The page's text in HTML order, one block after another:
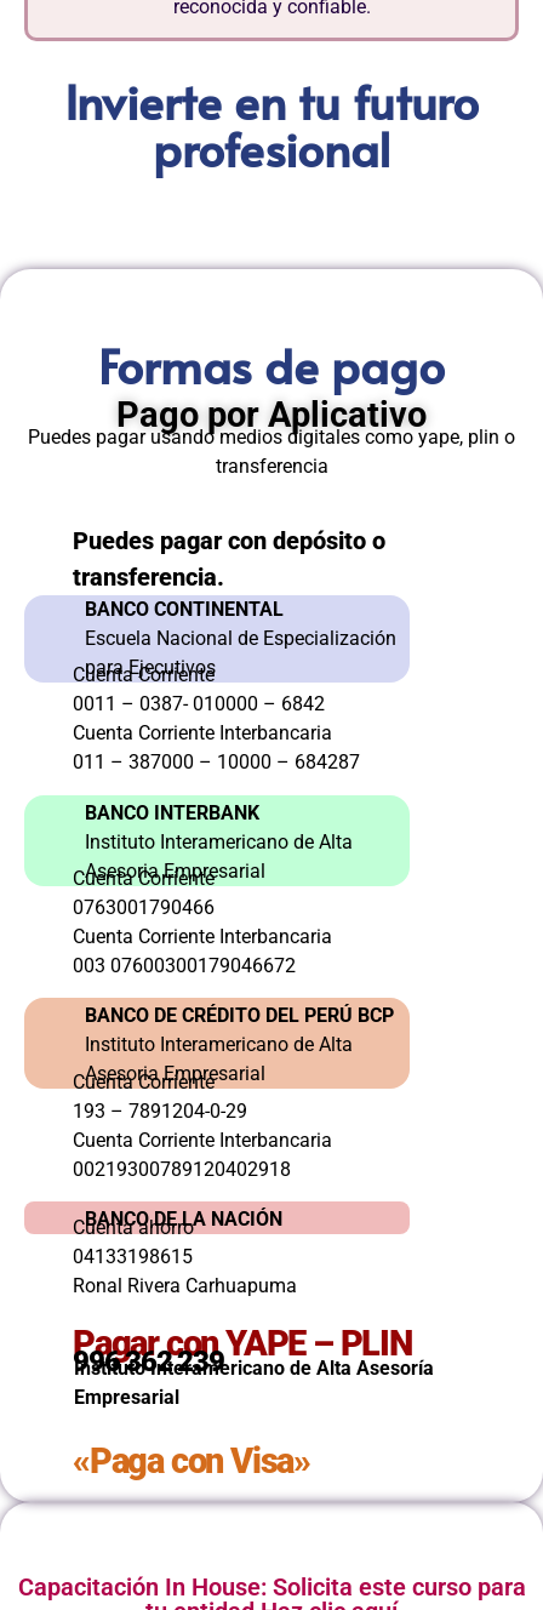
reconocida y confiable.
Invierte en tu futuro
profesional
Formas de pago
Pago por Aplicativo
Puedes pagar usando medios digitales como yape, plin o
transferencia
Puedes pagar con depósito o
transferencia.
BANCO CONTINENTAL
Escuela Nacional de Especialización
para Ejecutivos
Cuenta Corriente
0011 – 0387- 010000 – 6842
Cuenta Corriente Interbancaria
011 – 387000 – 10000 – 684287
BANCO INTERBANK
Instituto Interamericano de Alta
Asesoria Empresarial
Cuenta Corriente
0763001790466
Cuenta Corriente Interbancaria
003 07600300179046672
BANCO DE CRÉDITO DEL PERÚ BCP
Instituto Interamericano de Alta
Asesoria Empresarial
Cuenta Corriente
193 – 7891204-0-29
Cuenta Corriente Interbancaria
00219300789120402918
BANCO DE LA NACIÓN
Cuenta ahorro
04133198615
Ronal Rivera Carhuapuma
Pagar con YAPE – PLIN
996 362 239
Instituto Interamericano de Alta Asesoría
Empresarial
«Paga con Visa»
Capacitación In House: Solicita este curso para